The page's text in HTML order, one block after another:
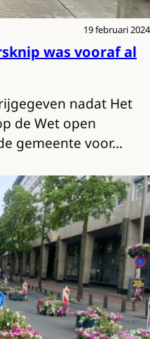
19 februari 2024
was vooraf al
nadat Het
de Wet open
gemeente voor…